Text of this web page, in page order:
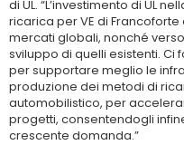
di UL. “L’investimento di UL
ricarica per VE di
mercati globali, nonché
sviluppo di quelli esistenti.
per supportare meglio le
produzione dei metodi di
automobilistico, per
progetti, consentendogli
crescente domanda.”